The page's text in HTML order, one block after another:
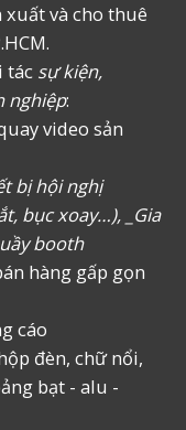
xuất và cho thuê
tác sự kiện,
nghiệp:
video sản
bị hội nghị
bục xoay…), _Gia
booth
hàng gấp gọn
cáo
đèn, chữ nổi,
bạt - alu -